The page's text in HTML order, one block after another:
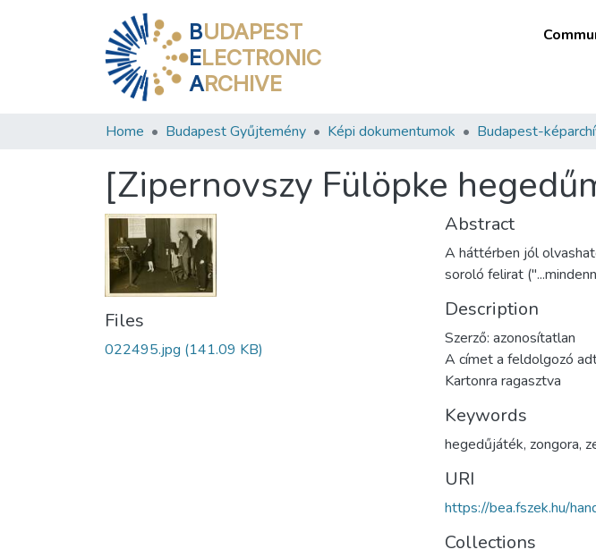
BUDAPEST
ELECTRONIC
ARCHIVE
Home Budapest Gyűjtemény Képi dokumentumok Budapest-
[Zipernovszy Fülöpke
Files
022495.jpg (141.09 KB)
Abstract
A háttérben jól
soroló felirat
Description
Szerző: azonosítatlan
A címet a feldolgozó
Kartonra ragasztva
Keywords
hegedűjáték, zongora,
URI
https://bea.fszek.hu/
Collections